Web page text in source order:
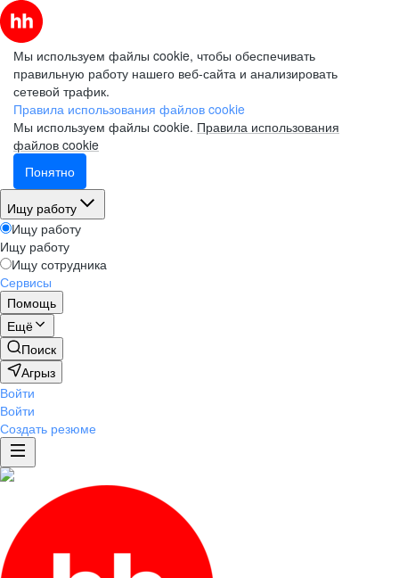
Мы используем файлы cookie, чтобы обеспечивать
правильную работу нашего веб-сайта и анализировать
сетевой трафик.
Правила использования файлов cookie
Мы используем файлы cookie. Правила использования
файлов cookie
Понятно
Ищу работу
Ищу работу
Ищу работу
Ищу сотрудника
Сервисы
Помощь
Ещё
Поиск
Агрыз
Войти
Войти
Создать резюме